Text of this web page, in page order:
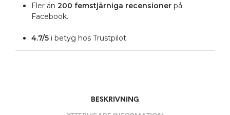
Fler än 200 femstjärniga recensionerpå
Facebook.
4.7/5i betyg hos Trustpilot
BESKRIVNING